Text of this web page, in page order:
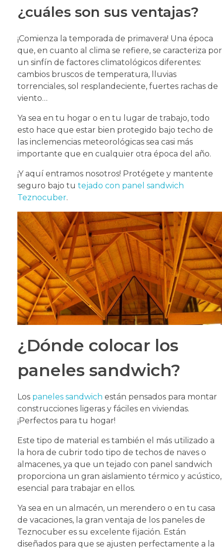
¿cuáles son sus ventajas?
¡Comienza la temporada de primavera! Una época
que, en cuanto al clima se refiere, se caracteriza por
un sinfín de factores climatológicos diferentes:
cambios bruscos de temperatura, lluvias
torrenciales, sol resplandeciente, fuertes rachas de
viento…
Ya sea en tu hogar o en tu lugar de trabajo, todo
esto hace que estar bien protegido bajo techo de
las inclemencias meteorológicas sea casi más
importante que en cualquier otra época del año.
¡Y aquí entramos nosotros! Protégete y mantente
seguro bajo tu tejado con panel sandwich
Teznocuber.
¿Dónde colocar los
paneles sandwich?
Los paneles sandwich están pensados para montar
construcciones ligeras y fáciles en viviendas.
¡Perfectos para tu hogar!
Este tipo de material es también el más utilizado a
la hora de cubrir todo tipo de techos de naves o
almacenes, ya que un tejado con panel sandwich
proporciona un gran aislamiento térmico y acústico,
esencial para trabajar en ellos.
Ya sea en un almacén, un merendero o en tu casa
de vacaciones, la gran ventaja de los paneles de
Teznocuber es su excelente fijación. Están
diseñados para que se ajusten perfectamente a la